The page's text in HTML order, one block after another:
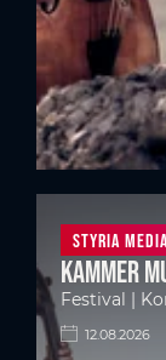
Styria
Kammer
Festival |
12.08.2026